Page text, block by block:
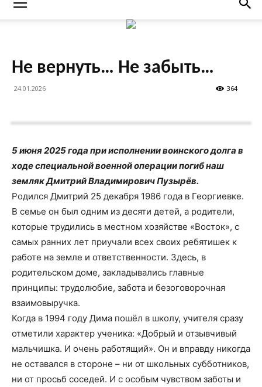
Не вернуть… Не забыть…
24.01.2026 364
5 июня 2025 года при исполнении воинского долга в
ходе специальной военной операции погиб наш
земляк Дмитрий Владимирович Пузырёв.
Родился Дмитрий 25 декабря 1986 года в Георгиевке.
В семье он был одним из десяти детей, а родители,
которые трудились в местном хозяйстве «Восток», с
самых ранних лет приучали всех своих ребятишек к
работе на земле и ответственности. Здесь, в
родительском доме, закладывались главные
принципы: трудолюбие, забота и безоговорочная
взаимовыручка.
Когда в 1994 году Дима пошёл в школу, учителя сразу
отметили характер ученика: «Добрый и отзывчивый
мальчишка. И очень работящий». Он и вправду никогда
не оставался в стороне – ни от школьных субботников,
ни от просьб соседей. И с особым чувством заботы и